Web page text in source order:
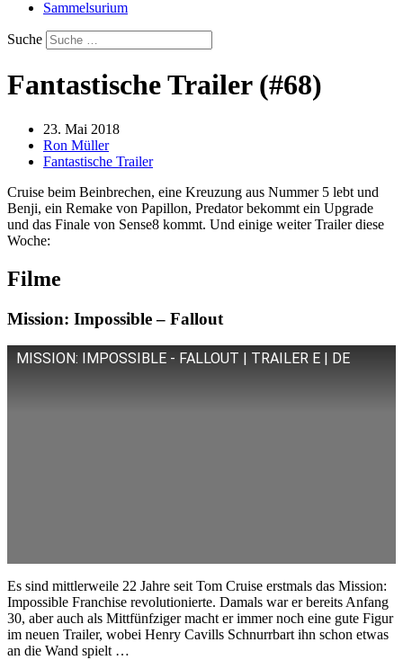
Sammelsurium
Suche
Fantastische Trailer (#68)
23. Mai 2018
Ron Müller
Fantastische Trailer
Cruise beim Beinbrechen, eine Kreuzung aus Nummer 5 lebt und
Benji, ein Remake von Papillon, Predator bekommt ein Upgrade
und das Finale von Sense8 kommt. Und einige weiter Trailer diese
Woche:
Filme
Mission: Impossible – Fallout
MISSION: IMPOSSIBLE - FALLOUT | TRAILER E | DE
Es sind mittlerweile 22 Jahre seit Tom Cruise erstmals das Mission:
Impossible Franchise revolutionierte. Damals war er bereits Anfang
30, aber auch als Mittfünfziger macht er immer noch eine gute Figur
im neuen Trailer, wobei Henry Cavills Schnurrbart ihn schon etwas
an die Wand spielt …